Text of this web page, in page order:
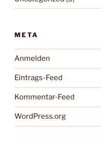
META
Anmelden
Eintrags-Feed
Kommentar-Feed
WordPress.org